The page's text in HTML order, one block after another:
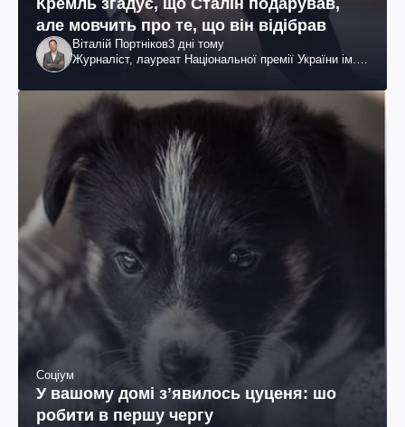
Кремль згадує, що Сталін подарував,
але мовчить про те, що він відібрав
Віталій Портніков3 дні тому
Журналіст, лауреат Національної премії України ім.
Соціум
У вашому домі зʼявилось цуценя: шо
робити в першу чергу